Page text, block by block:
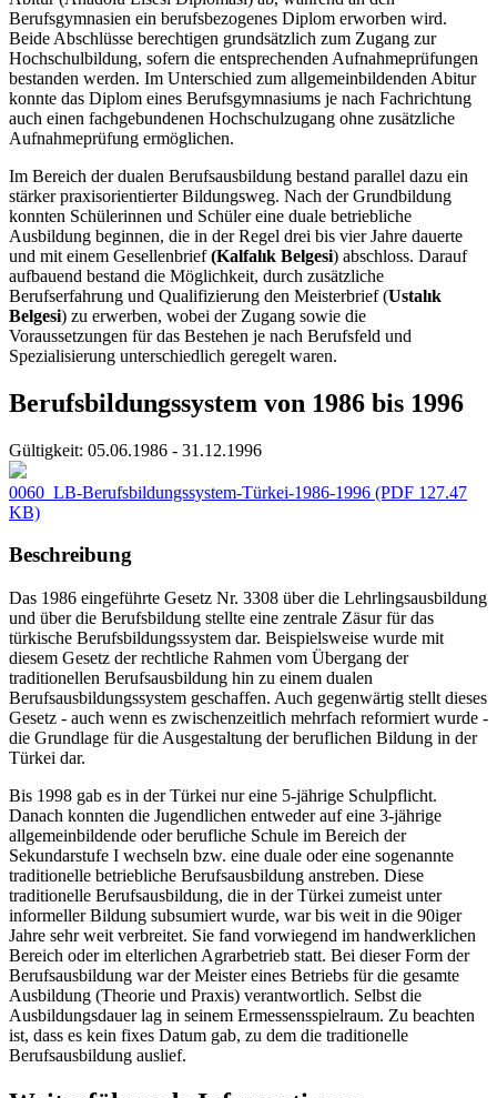
Berufsgymnasien ein berufsbezogenes Diplom erworben wird.
Beide Abschlüsse berechtigen grundsätzlich zum Zugang zur
Hochschulbildung, sofern die entsprechenden Aufnahmeprüfungen
bestanden werden. Im Unterschied zum allgemeinbildenden Abitur
konnte das Diplom eines Berufsgymnasiums je nach Fachrichtung
auch einen fachgebundenen Hochschulzugang ohne zusätzliche
Aufnahmeprüfung ermöglichen.
Im Bereich der dualen Berufsausbildung bestand parallel dazu ein
stärker praxisorientierter Bildungsweg. Nach der Grundbildung
konnten Schülerinnen und Schüler eine duale betriebliche
Ausbildung beginnen, die in der Regel drei bis vier Jahre dauerte
und mit einem Gesellenbrief(Kalfalık Belgesi) abschloss. Darauf
aufbauend bestand die Möglichkeit, durch zusätzliche
Berufserfahrung und Qualifizierung den Meisterbrief (Ustalık
Belgesi) zu erwerben, wobei der Zugang sowie die
Voraussetzungen für das Bestehen je nach Berufsfeld und
Spezialisierung unterschiedlich geregelt waren.
Berufsbildungssystem von 1986 bis 1996
Gültigkeit: 05.06.1986 - 31.12.1996
0060_LB-Berufsbildungssystem-Türkei-1986-1996 (PDF 127.47
KB)
Beschreibung
Das 1986 eingeführte Gesetz Nr. 3308 über die Lehrlingsausbildung
und über die Berufsbildung stellte eine zentrale Zäsur für das
türkische Berufsbildungssystem dar. Beispielsweise wurde mit
diesem Gesetz der rechtliche Rahmen vom Übergang der
traditionellen Berufsausbildung hin zu einem dualen
Berufsausbildungssystem geschaffen. Auch gegenwärtig stellt dieses
Gesetz - auch wenn es zwischenzeitlich mehrfach reformiert wurde -
die Grundlage für die Ausgestaltung der beruflichen Bildung in der
Türkei dar.
Bis 1998 gab es in der Türkei nur eine 5-jährige Schulpflicht.
Danach konnten die Jugendlichen entweder auf eine 3-jährige
allgemeinbildende oder berufliche Schule im Bereich der
Sekundarstufe I wechseln bzw. eine duale oder eine sogenannte
traditionelle betriebliche Berufsausbildung anstreben. Diese
traditionelle Berufsausbildung, die in der Türkei zumeist unter
informeller Bildung subsumiert wurde, war bis weit in die 90iger
Jahre sehr weit verbreitet. Sie fand vorwiegend im handwerklichen
Bereich oder im elterlichen Agrarbetrieb statt. Bei dieser Form der
Berufsausbildung war der Meister eines Betriebs für die gesamte
Ausbildung (Theorie und Praxis) verantwortlich. Selbst die
Ausbildungsdauer lag in seinem Ermessensspielraum. Zu beachten
ist, dass es kein fixes Datum gab, zu dem die traditionelle
Berufsausbildung auslief.